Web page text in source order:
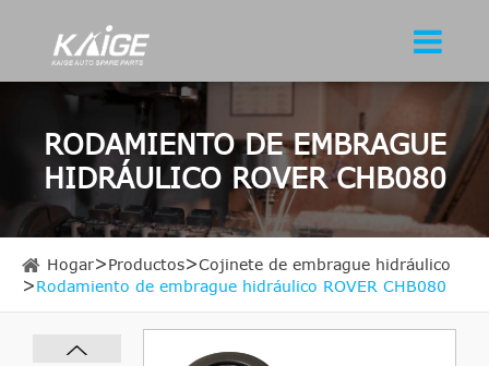
RODAMIENTO DE EMBRAGUE
HIDRÁULICO ROVER CHB080
Hogar Productos
Cojinete de embrague hidráulico
Rodamiento de embrague hidráulico ROVER CHB080